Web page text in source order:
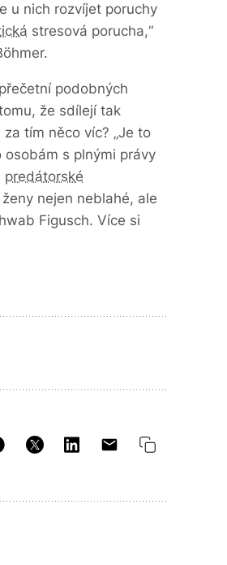
u nich rozvíjet poruchy
stresová porucha,“
podobných
že sdílejí tak
tím něco víc? „Je to
s plnými právy
predátorské
nejen neblahé, ale
Figusch. Více si